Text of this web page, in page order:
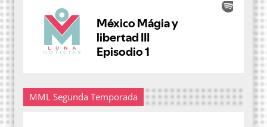
MML Segunda Temporada